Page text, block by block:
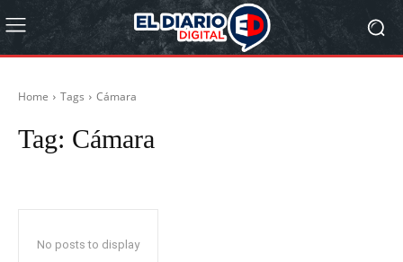
Home Tags Cámara
Tag: Cámara
No posts to display